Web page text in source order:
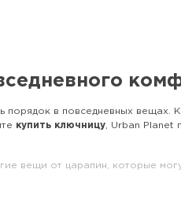
в повседневных вещах.
купить ключницу , Urban Planet
вещи от царапин, которые